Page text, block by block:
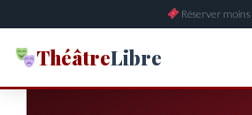
au
contenu
Réserver
ThéâtreLibre